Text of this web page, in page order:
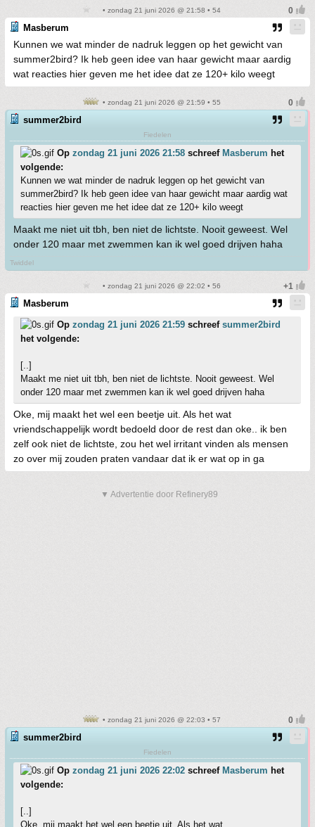
• zondag 21 juni 2026 @ 21:58 • 54
Masberum
Kunnen we wat minder de nadruk leggen op het gewicht van
summer2bird? Ik heb geen idee van haar gewicht maar aardig
wat reacties hier geven me het idee dat ze 120+ kilo weegt
• zondag 21 juni 2026 @ 21:59 • 55
summer2bird
Fiedelen
Op zondag 21 juni 2026 21:58 schreef Masberum het
volgende:
Kunnen we wat minder de nadruk leggen op het gewicht van
summer2bird? Ik heb geen idee van haar gewicht maar aardig wat
reacties hier geven me het idee dat ze 120+ kilo weegt
Maakt me niet uit tbh, ben niet de lichtste. Nooit geweest. Wel
onder 120 maar met zwemmen kan ik wel goed drijven haha
Twiddel
• zondag 21 juni 2026 @ 22:02 • 56
Masberum
Op zondag 21 juni 2026 21:59 schreef summer2bird
het volgende:
[..]
Maakt me niet uit tbh, ben niet de lichtste. Nooit geweest. Wel
onder 120 maar met zwemmen kan ik wel goed drijven haha
Oke, mij maakt het wel een beetje uit. Als het wat
vriendschappelijk wordt bedoeld door de rest dan oke.. ik ben
zelf ook niet de lichtste, zou het wel irritant vinden als mensen
zo over mij zouden praten vandaar dat ik er wat op in ga
▼ Advertentie door Refinery89
• zondag 21 juni 2026 @ 22:03 • 57
summer2bird
Fiedelen
Op zondag 21 juni 2026 22:02 schreef Masberum het
volgende:
[..]
Oke, mij maakt het wel een beetje uit. Als het wat